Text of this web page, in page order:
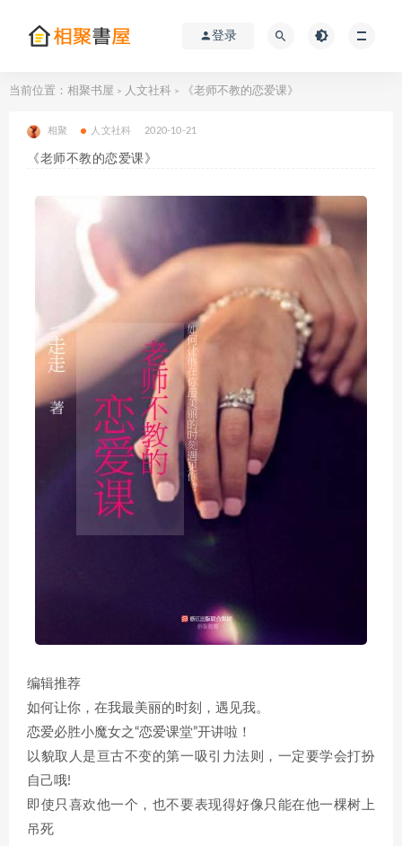
登录
当前位置： 相聚书屋 > 人文社科 > 《老师不教的恋爱课》
相聚 人文社科 2020-10-21
《老师不教的恋爱课》
编辑推荐
如何让你，在我最美丽的时刻，遇见我。
恋爱必胜小魔女之“恋爱课堂”开讲啦！
以貌取人是亘古不变的第一吸引力法则，一定要学会打扮
自己哦!
即使只喜欢他一个，也不要表现得好像只能在他一棵树上
吊死